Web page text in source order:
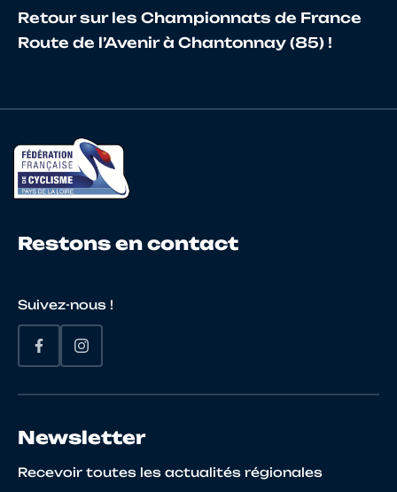
Retour sur les Championnats de France
Route de l’Avenir à Chantonnay (85) !
Restons en contact
Suivez-nous !
Newsletter
Recevoir toutes les actualités régionales